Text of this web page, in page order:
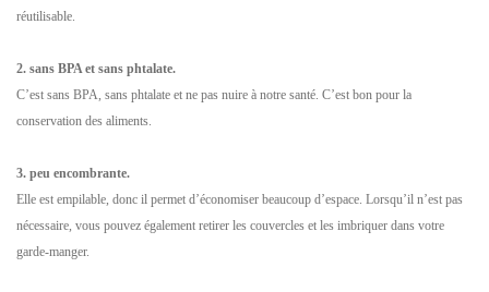
réutilisable.
2. sans BPA et sans phtalate.
C’est sans BPA, sans phtalate et ne pas nuire à notre santé. C’est bon pour la
conservation des aliments.
3. peu encombrante.
Elle est empilable, donc il permet d’économiser beaucoup d’espace. Lorsqu’il n’est pas
nécessaire, vous pouvez également retirer les couvercles et les imbriquer dans votre
garde-manger.